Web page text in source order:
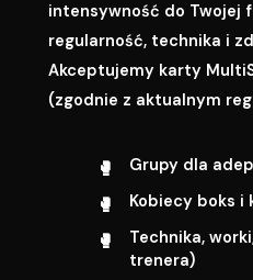
intensywność do Twojej
regularność, technika i
Akceptujemy karty
(zgodnie z aktualnym
Grupy dla
Kobiecy boks i
Technika,
trenera)